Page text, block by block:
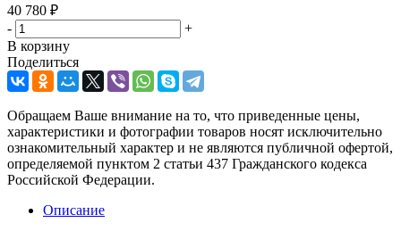
40 780 ₽
-
+
В корзину
Поделиться
Обращаем Ваше внимание на то, что приведенные цены,
характеристики и фотографии товаров носят исключительно
ознакомительный характер и не являются публичной офертой,
определяемой пунктом 2 статьи 437 Гражданского кодекса
Российской Федерации.
Описание